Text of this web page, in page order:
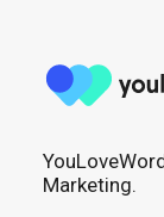
Marketing.